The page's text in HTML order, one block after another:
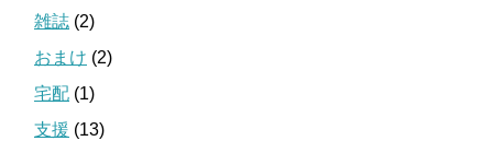
雑誌 (2)
おまけ (2)
宅配 (1)
支援 (13)